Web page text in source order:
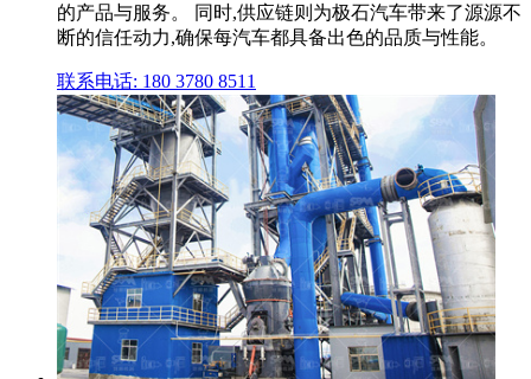
的产品与服务。 同时,供应链则为极石汽车带来了源源不
断的信任动力,确保每汽车都具备出色的品质与性能。
联系电话: 180 3780 8511